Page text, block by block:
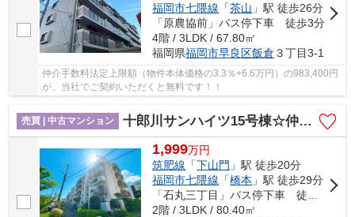
福岡市七隈線 「茶山 」駅 徒歩26分
「原農協前」バス停下車 徒歩3分
4階 / 3LDK / 67.80㎡
福岡県福岡市早良区飯倉 ３丁目3-1
仲介手数料法定上限額（物件本体価格の3.3％+6.6万円）の983,400円
が、当社でご契約いただくと無料です！！
売買 | 中古マンション 十郎川サンハイツ15号棟☆仲介手数料無料☆
1,999万円
筑肥線 「下山門 」駅 徒歩20分
福岡市七隈線 「橋本 」駅 徒歩29分
2階 / 3LDK / 80.40㎡